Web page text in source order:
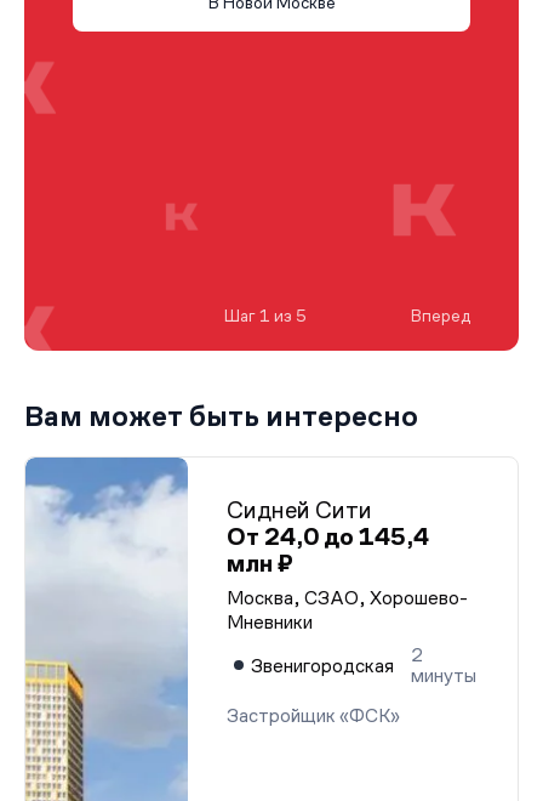
Шаг 1 из 5 Вперед
Вам может быть интересно
Сидней Сити
От 24,0 до 145,4
млн ₽
Москва, СЗАО, Хорошево-
Мневники
Звенигородская
2
минуты
Застройщик «ФСК»